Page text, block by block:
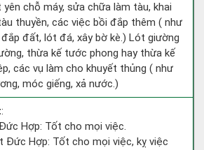
chỗ máy, sửa chữa làm tàu, khai
thuyền, các việc bồi đắp thêm ( như
đắp đất, lót đá, xây bờ kè.) Lót giường
thừa kế tước phong hay thừa kế
các vụ làm cho khuyết thủng ( như
móc giếng, xả nước.)
:
Hợp: Tốt cho mọi việc.
Đức Hợp: Tốt cho mọi việc, kỵ việc